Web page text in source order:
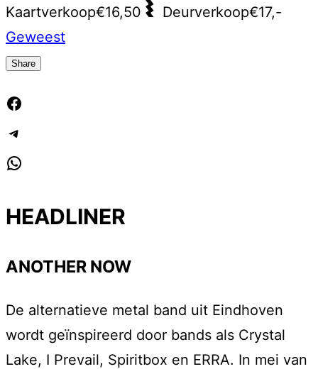
Kaartverkoop€16,50 Deurverkoop€17,-
Geweest
Share
HEADLINER
ANOTHER NOW
De alternatieve metal band uit Eindhoven
wordt geïnspireerd door bands als Crystal
Lake, I Prevail, Spiritbox en ERRA. In mei van